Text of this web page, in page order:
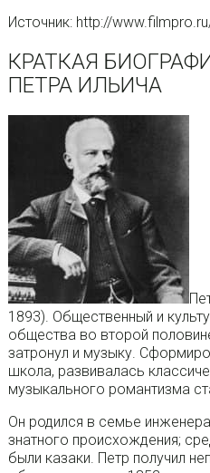
Источник: http://
КРАТКАЯ
ПЕТРА ИЛЬИЧА
1893). Общественный и
общества во второй
затронул и музыку.
школа, развивалась
музыкального романтизма
Он родился в семье
знатного происхождения;
были казаки. Петр получил